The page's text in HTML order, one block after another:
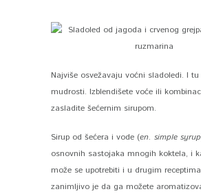
Najviše osvežavaju voćni sladoledi. I
mudrosti. Izblendišete voće ili
zasladite šećernim sirupom.
Sirup od šećera i vode (en. simple syrup
osnovnih sastojaka mnogih koktela, i
može se upotrebiti i u drugim
zanimljivo je da ga možete